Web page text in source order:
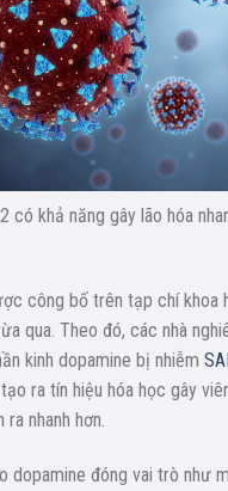
có khả năng gây lão hóa
công bố trên tạp chí khoa
qua. Theo đó, các nhà
kinh dopamine bị nhiễm
ra tín hiệu hóa học gây
nhanh hơn.
dopamine đóng vai trò như